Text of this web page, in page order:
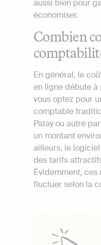
aussi bien pour
économiser.
Combien
En général, le
en ligne débute
vous optez pour
comptable
Patay ou autre
un montant
ailleurs, le
des tarifs
Évidemment,
fluctuer selon la